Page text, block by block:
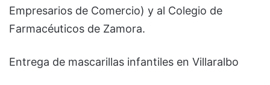
Empresarios de Comercio) y al Colegio de
Farmacéuticos de Zamora.
Entrega de mascarillas infantiles en Villaralbo